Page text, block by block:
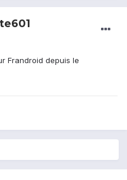
Frandroid depuis le